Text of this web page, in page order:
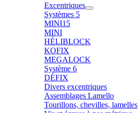
Excentriques
Systèmes 5
MINI15
MINI
HÉLIBLOCK
KOFIX
MEGALOCK
Système 6
DÉFIX
Divers excentriques
Assemblages Lamello
Tourillons, chevilles, lamelles